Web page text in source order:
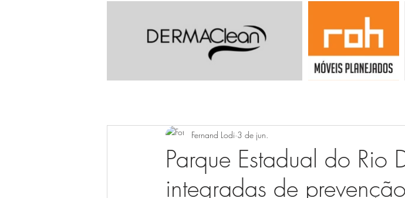
Parque Estadual do Rio
integradas de
Fernand Lodi 3 de jun.